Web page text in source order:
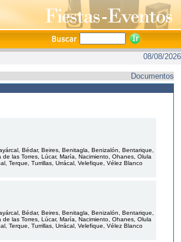
08/08/2026
Documentos
Bédar, Beires, Benitagla, Benizalón, Bentarique,
las Torres, Lúcar, María, Nacimiento, Ohanes, Olula
Terque, Turrillas, Urrácal, Velefique, Vélez Blanco
Bédar, Beires, Benitagla, Benizalón, Bentarique,
las Torres, Lúcar, María, Nacimiento, Ohanes, Olula
Terque, Turrillas, Urrácal, Velefique, Vélez Blanco